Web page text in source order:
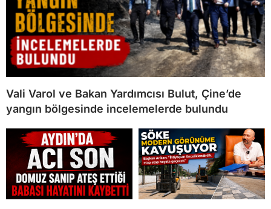
Vali Varol ve Bakan Yardımcısı Bulut, Çine’de
yangın bölgesinde incelemelerde bulundu